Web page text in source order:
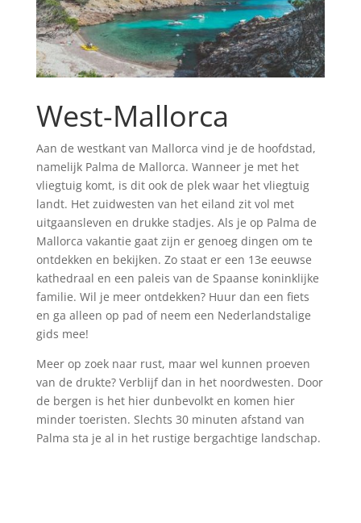
West-Mallorca
Aan de westkant van Mallorca vind je de hoofdstad,
namelijk Palma de Mallorca. Wanneer je met het
vliegtuig komt, is dit ook de plek waar het vliegtuig
landt. Het zuidwesten van het eiland zit vol met
uitgaansleven en drukke stadjes. Als je op Palma de
Mallorca vakantie gaat zijn er genoeg dingen om te
ontdekken en bekijken. Zo staat er een 13e eeuwse
kathedraal en een paleis van de Spaanse koninklijke
familie. Wil je meer ontdekken? Huur dan een fiets
en ga alleen op pad of neem een Nederlandstalige
gids mee!
Meer op zoek naar rust, maar wel kunnen proeven
van de drukte? Verblijf dan in het noordwesten. Door
de bergen is het hier dunbevolkt en komen hier
minder toeristen. Slechts 30 minuten afstand van
Palma sta je al in het rustige bergachtige landschap.